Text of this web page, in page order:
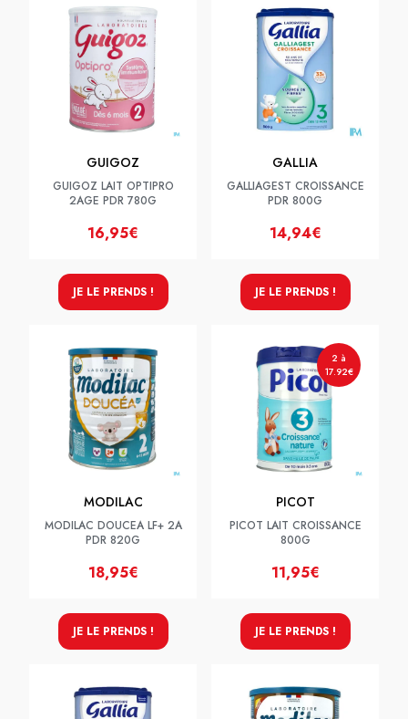
GUIGOZ
GUIGOZ LAIT OPTIPRO
2AGE PDR 780G
16,95€
JE LE PRENDS !
GALLIA
GALLIAGEST CROISSANCE
PDR 800G
14,94€
JE LE PRENDS !
MODILAC
MODILAC DOUCEA LF+ 2A
PDR 820G
18,95€
JE LE PRENDS !
2 à
17.92€
PICOT
PICOT LAIT CROISSANCE
800G
11,95€
JE LE PRENDS !